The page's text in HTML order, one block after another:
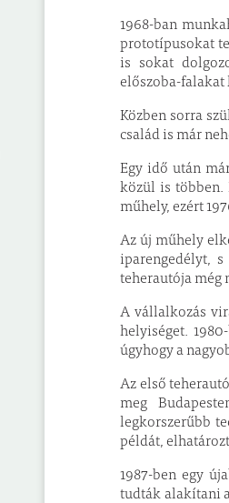
1968-ban
prototípusokat
is sokat
előszoba-falakat
Közben sorra
család is már
Egy idő után
közül is többen.
műhely, ezért
Az új műhely
iparengedélyt,
teherautója még
A vállalkozás
helyiséget.
úgyhogy a
Az első
meg
legkorszerűbb
példát,
1987-ben egy
tudták alakítani